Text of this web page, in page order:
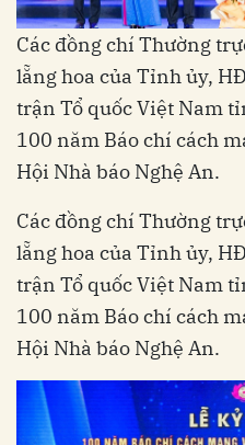
Các đồng chí Thường
lẵng hoa của Tỉnh ủy,
trận Tổ quốc Việt Nam
100 năm Báo chí cách
Hội Nhà báo Nghệ An.
Các đồng chí Thường
lẵng hoa của Tỉnh ủy,
trận Tổ quốc Việt Nam
100 năm Báo chí cách
Hội Nhà báo Nghệ An.